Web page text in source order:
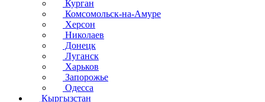
Курган
Комсомольск-на-Амуре
Херсон
Николаев
Донецк
Луганск
Харьков
Запорожье
Одесса
Кыргызстан